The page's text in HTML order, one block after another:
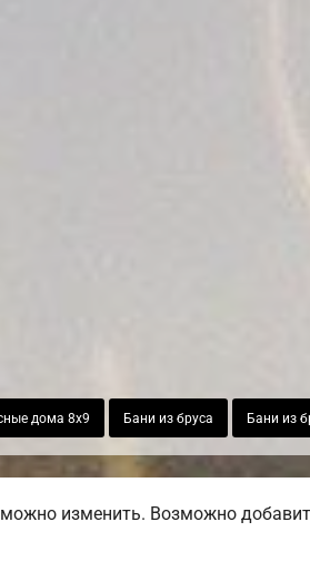
дома 8х9 Бани из бруса Бани из
изменить. Возможно